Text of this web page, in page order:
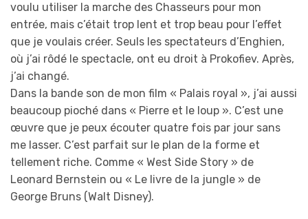
voulu utiliser la marche des Chasseurs pour mon
entrée, mais c’était trop lent et trop beau pour l’effet
que je voulais créer. Seuls les spectateurs d’Enghien,
où j’ai rôdé le spectacle, ont eu droit à Prokofiev. Après,
j’ai changé.
Dans la bande son de mon film « Palais royal », j’ai aussi
beaucoup pioché dans « Pierre et le loup ». C’est une
œuvre que je peux écouter quatre fois par jour sans
me lasser. C’est parfait sur le plan de la forme et
tellement riche. Comme « West Side Story » de
Leonard Bernstein ou « Le livre de la jungle » de
George Bruns (Walt Disney).